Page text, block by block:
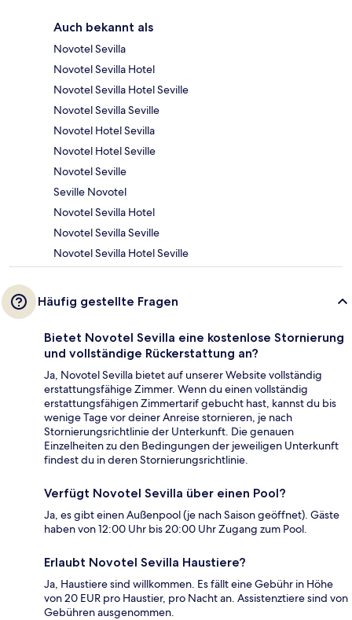
Auch bekannt als
Novotel Sevilla
Novotel Sevilla Hotel
Novotel Sevilla Hotel Seville
Novotel Sevilla Seville
Novotel Hotel Sevilla
Novotel Hotel Seville
Novotel Seville
Seville Novotel
Novotel Sevilla Hotel
Novotel Sevilla Seville
Novotel Sevilla Hotel Seville
Häufig gestellte Fragen
Bietet Novotel Sevilla eine kostenlose Stornierung
und vollständige Rückerstattung an?
Ja, Novotel Sevilla bietet auf unserer Website vollständig
erstattungsfähige Zimmer. Wenn du einen vollständig
erstattungsfähigen Zimmertarif gebucht hast, kannst du bis
wenige Tage vor deiner Anreise stornieren, je nach
Stornierungsrichtlinie der Unterkunft. Die genauen
Einzelheiten zu den Bedingungen der jeweiligen Unterkunft
findest du in deren Stornierungsrichtlinie.
Verfügt Novotel Sevilla über einen Pool?
Ja, es gibt einen Außenpool (je nach Saison geöffnet). Gäste
haben von 12:00 Uhr bis 20:00 Uhr Zugang zum Pool.
Erlaubt Novotel Sevilla Haustiere?
Ja, Haustiere sind willkommen. Es fällt eine Gebühr in Höhe
von 20 EUR pro Haustier, pro Nacht an. Assistenztiere sind von
Gebühren ausgenommen.